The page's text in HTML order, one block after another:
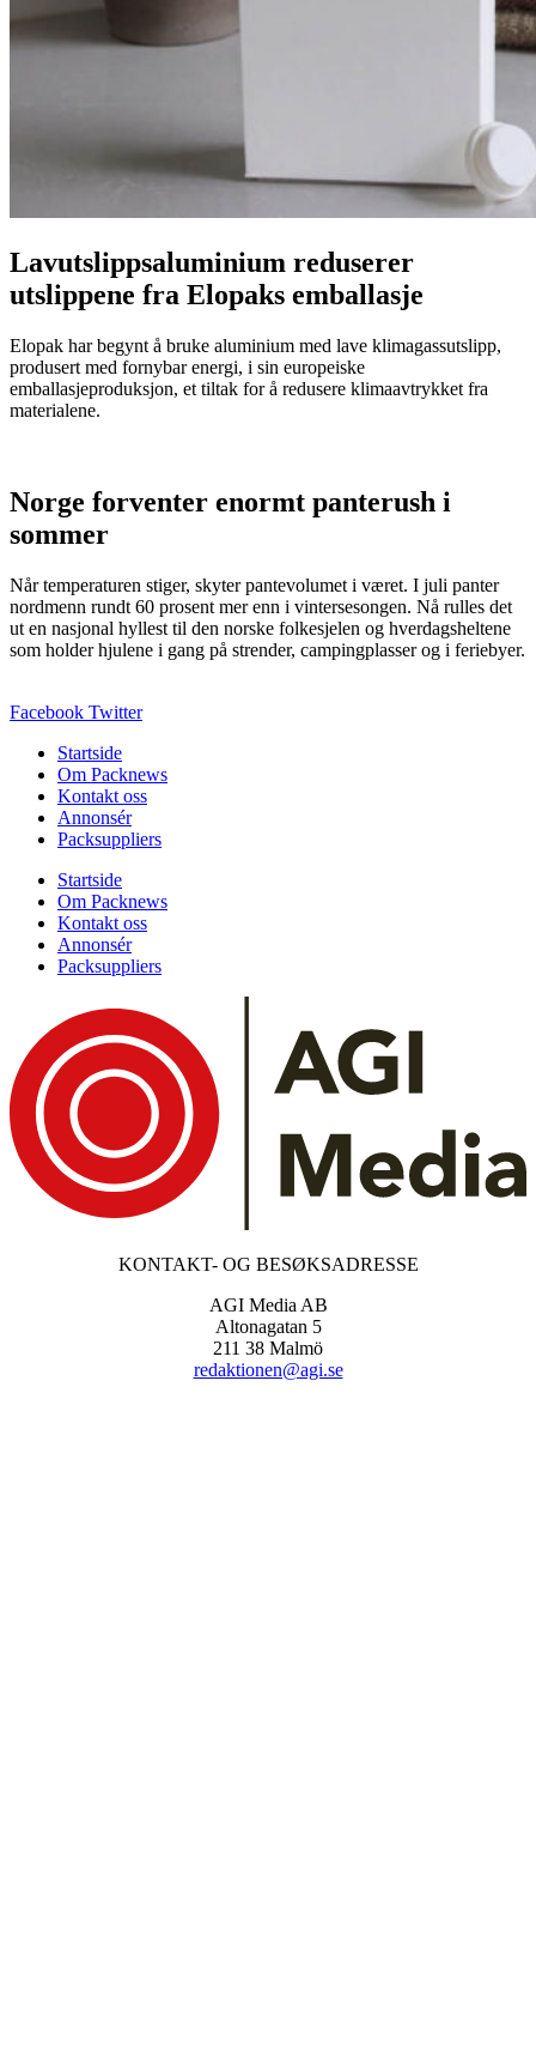
Lavutslippsaluminium reduserer
utslippene fra Elopaks emballasje
Elopak har begynt å bruke aluminium med lave klimagassutslipp,
produsert med fornybar energi, i sin europeiske
emballasjeproduksjon, et tiltak for å redusere klimaavtrykket fra
materialene.
Norge forventer enormt panterush i
sommer
Når temperaturen stiger, skyter pantevolumet i været. I juli panter
nordmenn rundt 60 prosent mer enn i vintersesongen. Nå rulles det
ut en nasjonal hyllest til den norske folkesjelen og hverdagsheltene
som holder hjulene i gang på strender, campingplasser og i feriebyer.
Facebook Twitter
Startside
Om Packnews
Kontakt oss
Annonsér
Packsuppliers
Startside
Om Packnews
Kontakt oss
Annonsér
Packsuppliers
KONTAKT- OG BESØKSADRESSE
AGI Media AB
Altonagatan 5
211 38 Malmö
redaktionen@agi.se